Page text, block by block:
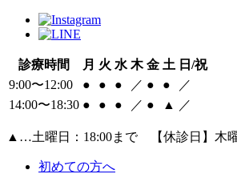
診療時間 月 火 水 木 金 土 日/祝
9:00〜12:00
● ● ● ／ ● ●
／
14:00〜18:30 ● ● ● ／ ● ▲ ／
▲ …土曜日：18:00まで 【休診日】木
初めての方へ